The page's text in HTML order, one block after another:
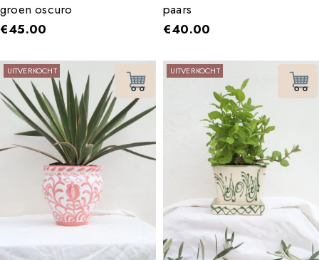
groen oscuro
€45.00
paars
€40.00
UITVERKOCHT UITVERKOCHT